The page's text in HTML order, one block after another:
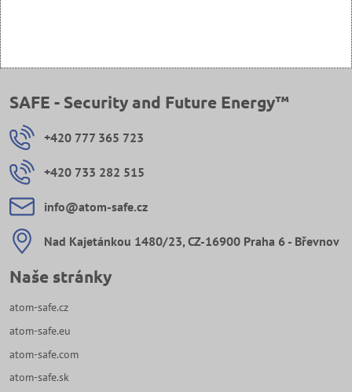
SAFE - Security and Future Energy™
+420 777 365 723
+420 733 282 515
info​@atom-safe​.cz
Nad Kajetánkou 1480/23, CZ-16900 Praha 6 - Břevnov
Naše stránky
atom-safe.cz
atom-safe.eu
atom-safe.com
atom-safe.sk